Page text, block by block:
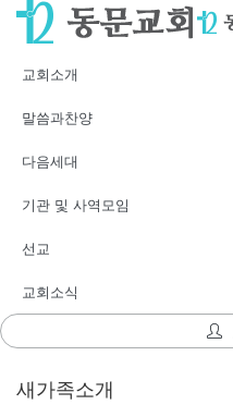
교회소개
말씀과찬양
다음세대
기관 및 사역모임
선교
교회소식
새가족소개